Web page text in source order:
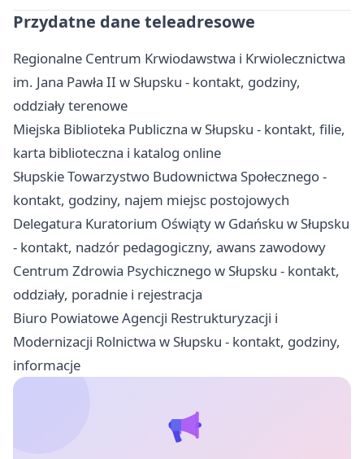
Przydatne dane teleadresowe
Regionalne Centrum Krwiodawstwa i Krwiolecznictwa
im. Jana Pawła II w Słupsku - kontakt, godziny,
oddziały terenowe
Miejska Biblioteka Publiczna w Słupsku - kontakt, filie,
karta biblioteczna i katalog online
Słupskie Towarzystwo Budownictwa Społecznego -
kontakt, godziny, najem miejsc postojowych
Delegatura Kuratorium Oświąty w Gdańsku w Słupsku
- kontakt, nadzór pedagogiczny, awans zawodowy
Centrum Zdrowia Psychicznego w Słupsku - kontakt,
oddziały, poradnie i rejestracja
Biuro Powiatowe Agencji Restrukturyzacji i
Modernizacji Rolnictwa w Słupsku - kontakt, godziny,
informacje